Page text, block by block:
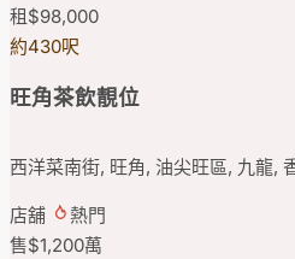
租$98,000
約430呎
旺角茶飲靚位
西洋菜南街, 旺角, 油尖旺區, 九龍,
店舖
熱門
售$1,200萬